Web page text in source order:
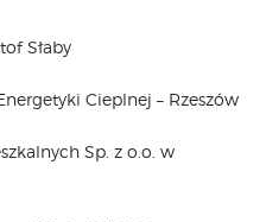
Słaby
Cieplnej – Rzeszów
Sp. z o.o. w